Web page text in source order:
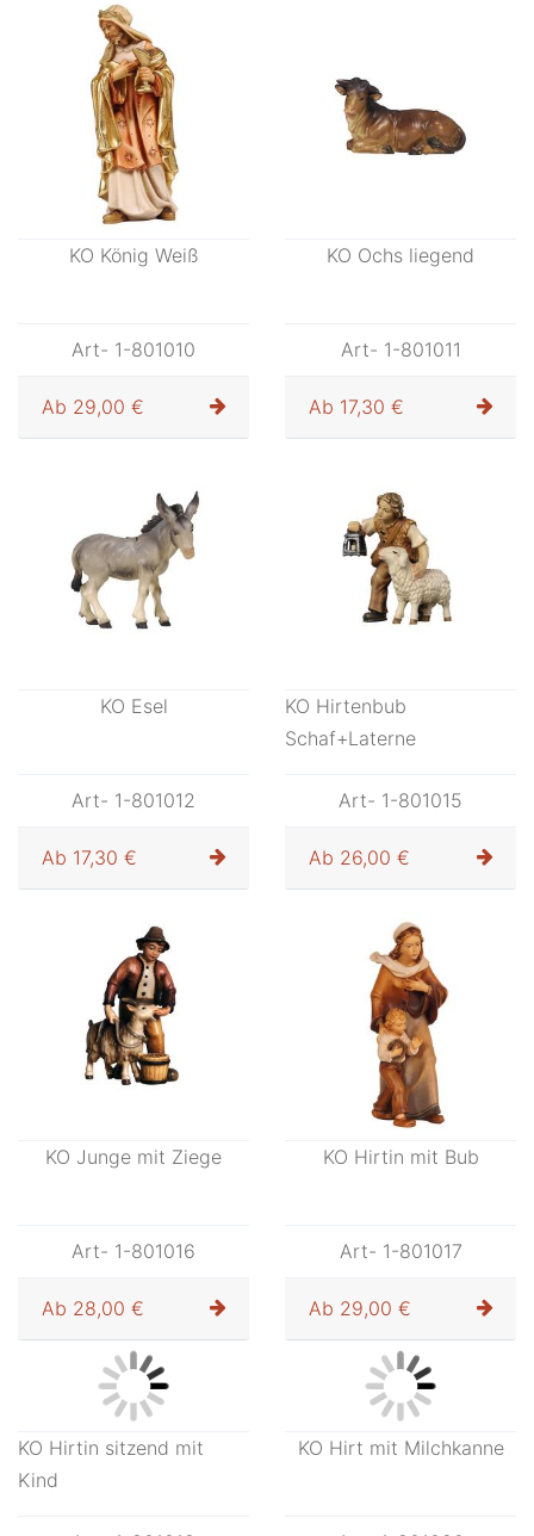
KO König Weiß
Art- 1-801010
Ab 29,00 €
KO Ochs liegend
Art- 1-801011
Ab 17,30 €
KO Esel
Art- 1-801012
Ab 17,30 €
KO Hirtenbub
Schaf+Laterne
Art- 1-801015
Ab 26,00 €
KO Junge mit Ziege
Art- 1-801016
Ab 28,00 €
KO Hirtin mit Bub
Art- 1-801017
Ab 29,00 €